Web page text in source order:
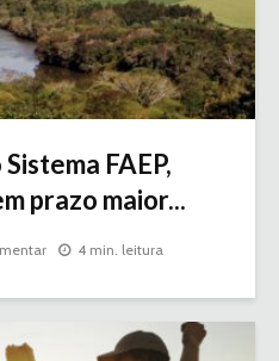
FAEP,
prazo maior...
4 min. leitura